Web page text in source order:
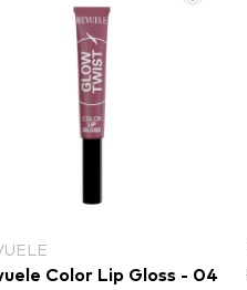
Color Lip Gloss - 04